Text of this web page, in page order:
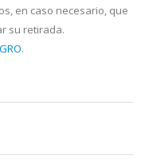
en caso necesario, que
su retirada.
.